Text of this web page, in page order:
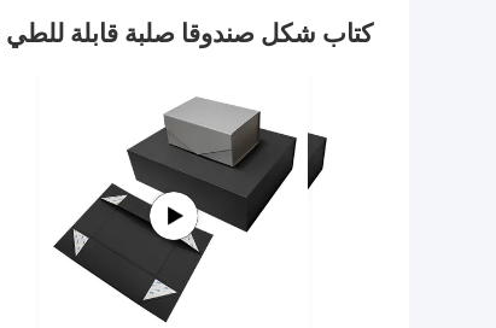
كتاب شكل صندوقا صلبة قابلة للطي